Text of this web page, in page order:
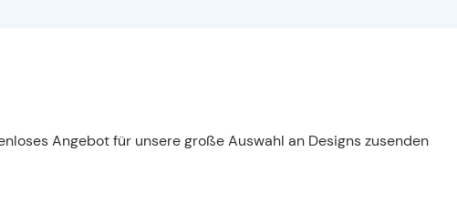
Angebot für unsere große Auswahl an Designs zusenden